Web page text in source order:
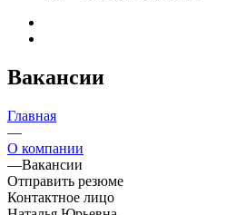
Вакансии
Главная
—
О компании
—Вакансии
Отправить резюме
Контактное лицо